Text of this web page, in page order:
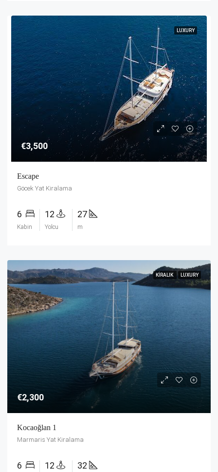
LUXURY
€3,500
Escape
Göcek Yat Kiralama
6
Kabin
12
Yolcu
27
m
KIRALIK LUXURY
€2,300
Kocaoğlan 1
Marmaris Yat Kiralama
6 12 32